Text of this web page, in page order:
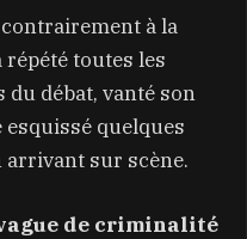
contrairement à la
toutes les
du débat, vanté son
esquissé quelques
arrivant sur scène.
de criminalité